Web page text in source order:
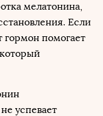
мелатонина,
Если
гормон помогает
успевает